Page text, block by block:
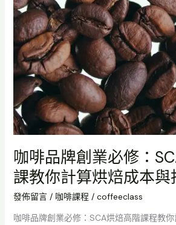
咖啡品牌創業必修：
課教你計算烘焙成本與
發佈留言 / 咖啡課程 / coffeeclass
咖啡品牌創業必修：SCA烘焙高階課程教
算
烘
焙
成
本
與
次
產
能